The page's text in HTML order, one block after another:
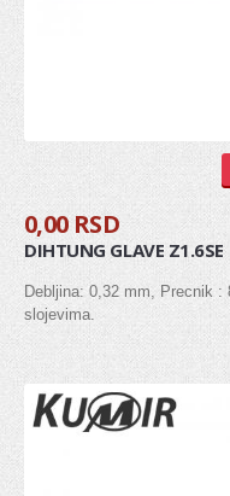
REMENICA
Remenica bregaste
Remenica alternatora
Remenica PK kaisa
Remenica radilice
LANCI I LANČANICI
0,00 RSD
DIHTUNG GLAVE Z1.6SE
Debljina: 0,32 mm, Precnik
slojevima.